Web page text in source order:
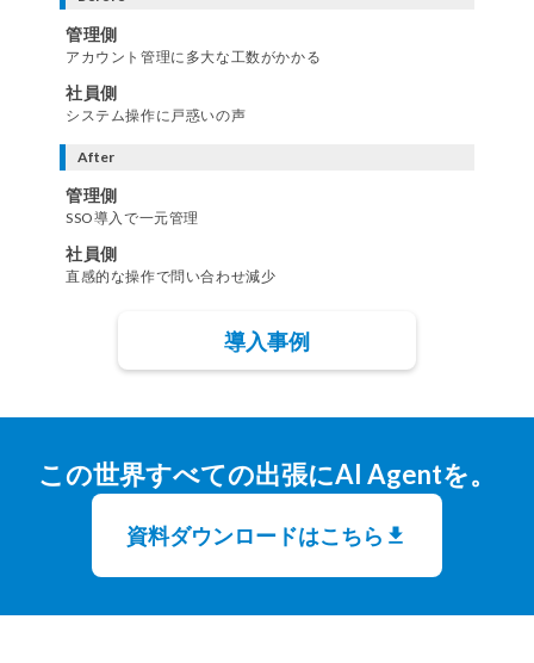
管理側
アカウント管理に多大な工数がかかる
社員側
システム操作に戸惑いの声
After
管理側
SSO導入で一元管理
社員側
直感的な操作で問い合わせ減少
導入事例
この世界すべての出張にAI Agentを。
資料ダウンロードはこちら